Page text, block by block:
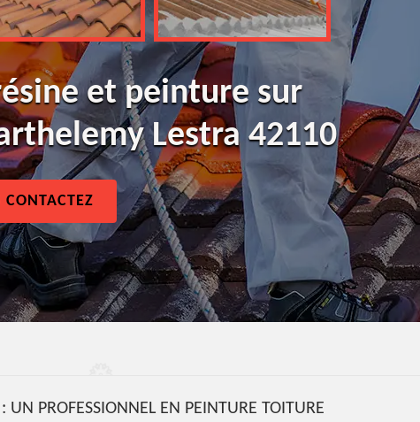
et peinture sur
Lestra 42110
CONTACTEZ
UN PROFESSIONNEL EN PEINTURE TOITURE